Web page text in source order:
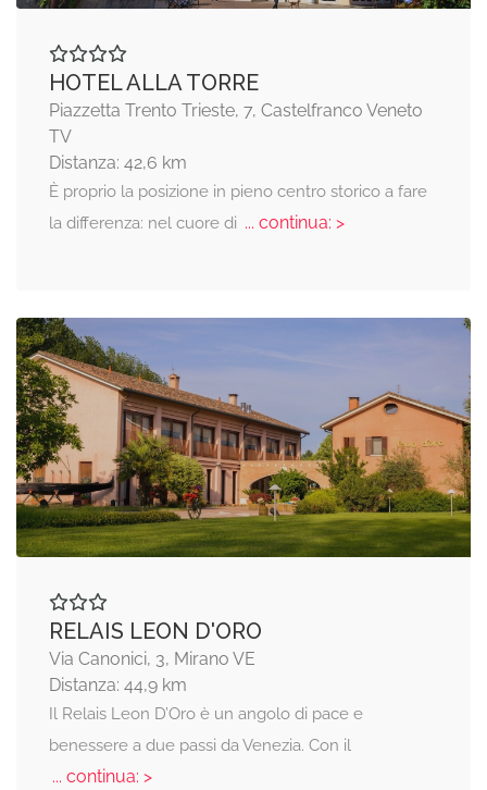
HOTEL ALLA TORRE
Piazzetta Trento Trieste, 7, Castelfranco Veneto
TV
Distanza: 42,6 km
È proprio la posizione in pieno centro storico a fare
la differenza: nel cuore di ... continua: >
RELAIS LEON D'ORO
Via Canonici, 3, Mirano VE
Distanza: 44,9 km
Il Relais Leon D’Oro è un angolo di pace e
benessere a due passi da Venezia. Con il
... continua: >